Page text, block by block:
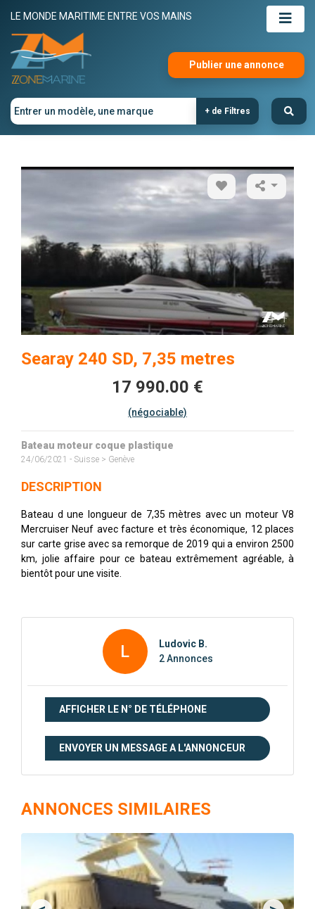
LE MONDE MARITIME ENTRE VOS MAINS
Publier une annonce
+ de Filtres
Searay 240 SD, 7,35 metres
17 990.00 €
(négociable)
Bateau moteur coque plastique
24/06/2021 - Suisse > Genève
DESCRIPTION
Bateau d une longueur de 7,35 mètres avec un moteur V8
Mercruiser Neuf avec facture et très économique, 12 places
sur carte grise avec sa remorque de 2019 qui a environ 2500
km, jolie affaire pour ce bateau extrêmement agréable, à
bientôt pour une visite.
L
Ludovic B.
2 Annonces
AFFICHER LE N° DE TÉLÉPHONE
ENVOYER UN MESSAGE A L'ANNONCEUR
ANNONCES SIMILAIRES